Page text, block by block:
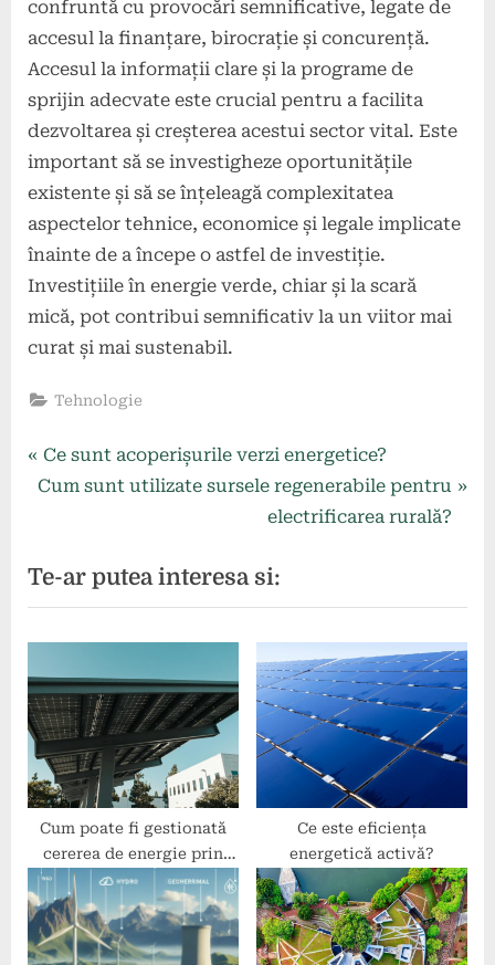
confruntă cu provocări semnificative, legate de
accesul la finanțare, birocrație și concurență.
Accesul la informații clare și la programe de
sprijin adecvate este crucial pentru a facilita
dezvoltarea și creșterea acestui sector vital. Este
important să se investigheze oportunitățile
existente și să se înțeleagă complexitatea
aspectelor tehnice, economice și legale implicate
înainte de a începe o astfel de investiție.
Investițiile în energie verde, chiar și la scară
mică, pot contribui semnificativ la un viitor mai
curat și mai sustenabil.
Tehnologie
Navigare
P
r
i
o
u
P
o
s
t
:
Ce sunt acoperișurile verzi energetice?
N
t
P
o
t
:
Cum sunt utilizate sursele regenerabile pentru
electrificarea rurală?
Te-ar putea interesa si:
Cum poate fi gestionată
cererea de energie prin
tehnologia smart grid?
Ce este eficiența
energetică activă?